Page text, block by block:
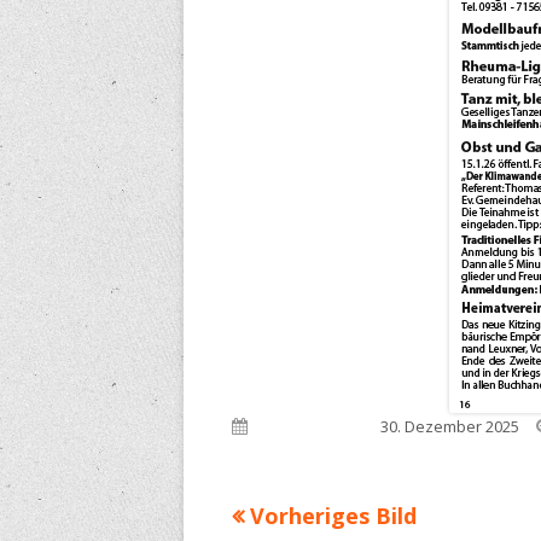
Veröffentlicht am30. Dezember 2025
Vorheriges Bild